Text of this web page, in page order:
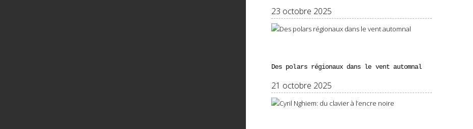
23 octobre 2025
Des polars régionaux dans le vent automnal
21 octobre 2025